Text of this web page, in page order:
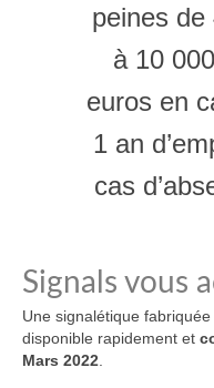
peines de
à 10
euros en
1 an
cas
Signals vous
Une signalétique
disponible rapidement et
Mars 2022